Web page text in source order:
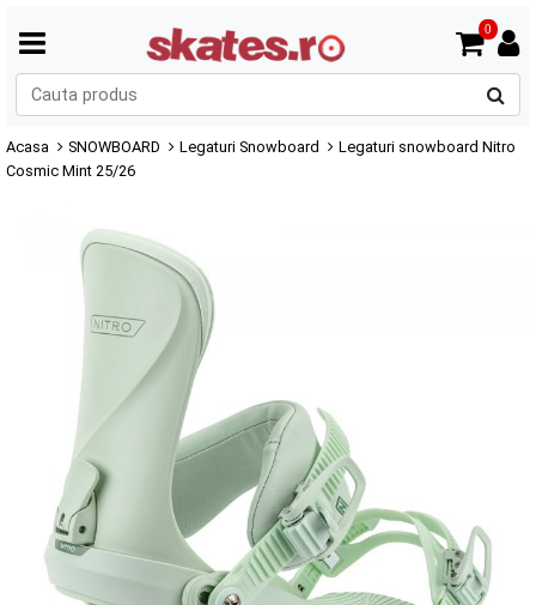
0
Acasa SNOWBOARD Legaturi Snowboard
Legaturi snowboard Nitro
Cosmic Mint 25/26